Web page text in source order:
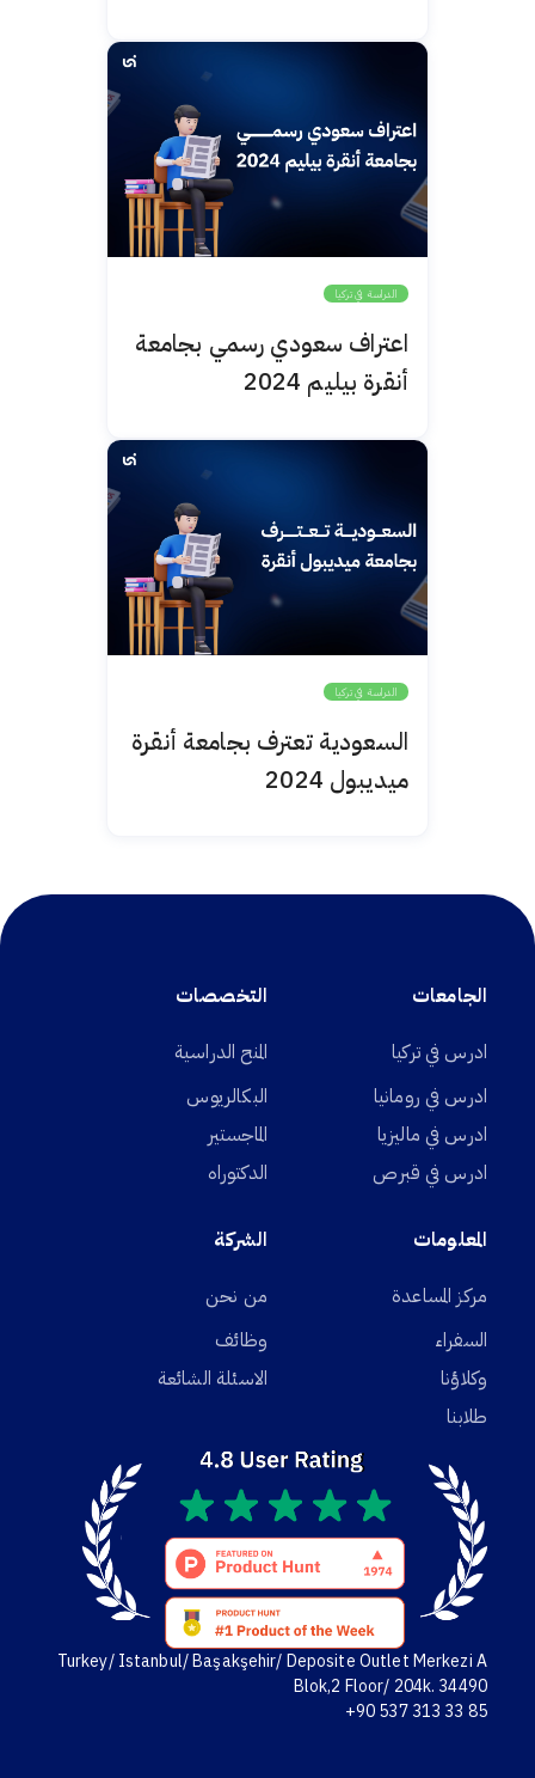
الدراسة في تركيا
اعتراف سعودي رسمي بجامعة
أنقرة بيليم 2024
الدراسة في تركيا
السعودية تعترف بجامعة أنقرة
ميديبول 2024
الجامعات
ادرس في تركيا
ادرس في رومانيا
ادرس في ماليزيا
ادرس في قبرص
التخصصات
المنح الدراسية
البكالريوس
الماجستير
الدكتوراه
المعلومات
مركز المساعدة
السفراء
وكلاؤنا
طلابنا
الشركة
من نحن
وظائف
الاسئلة الشائعة
Turkey/ Istanbul/ Başakşehir/ Deposite Outlet Merkezi A
Blok,2 Floor/ 204k. 34490
+90 537 313 33 85